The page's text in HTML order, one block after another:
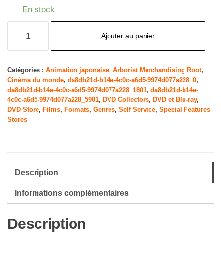
En stock
Piece
(Uncut)
Collection
10
(Episodes
Unito]
[Import]
Ajouter au panier
Catégories : Animation japonaise, Arborist Merchandising Root,
Cinéma du monde, da8db21d-b14e-4c0c-a6d5-9974d077a228_0,
da8db21d-b14e-4c0c-a6d5-9974d077a228_1801, da8db21d-b14e-
4c0c-a6d5-9974d077a228_5901, DVD Collectors, DVD et Blu-ray,
DVD Store, Films, Formats, Genres, Self Service, Special Features
Stores
Description
Informations complémentaires
Description